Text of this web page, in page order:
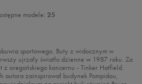
modele: 25
sportowego. Buty z widocznym w
ujrzały światło dzienne w 1987 roku. Za
oregońskiego koncernu - Tinker Hatfield.
zainspirował budynek Pompidou,